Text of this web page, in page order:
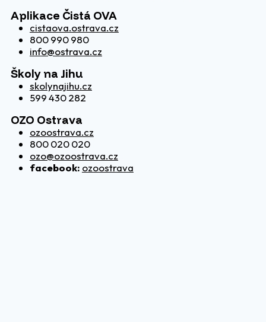
Aplikace Čistá OVA
cistaova.ostrava.cz
800 990 980
info@ostrava.cz
Školy na Jihu
skolynajihu.cz
599 430 282
OZO Ostrava
ozoostrava.cz
800 020 020
ozo@ozoostrava.cz
facebook: ozoostrava